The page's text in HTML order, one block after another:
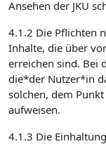
Ansehen der JKU
4.1.2 Die Pflichten
Inhalte, die über
erreichen sind. Bei
die*der Nutzer*in
solchen, dem
aufweisen.
4.1.3 Die